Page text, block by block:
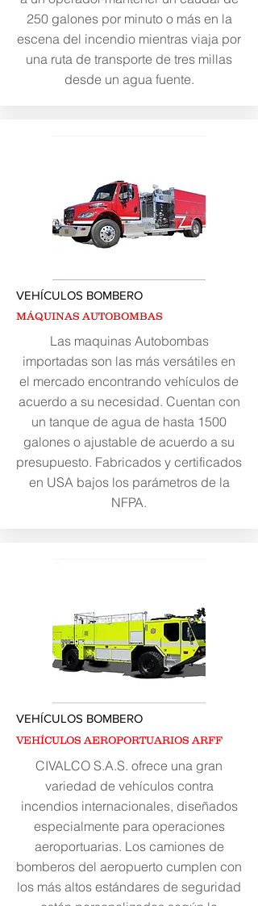
250 galones por minuto o más en la
escena del incendio mientras viaja por
una ruta de transporte de tres millas
desde un agua fuente.
VEHÍCULOS BOMBERO
MÁQUINAS AUTOBOMBAS
Las maquinas Autobombas
importadas son las más versátiles en
el mercado encontrando vehículos de
acuerdo a su necesidad. Cuentan con
un tanque de agua de hasta 1500
galones o ajustable de acuerdo a su
presupuesto. Fabricados y certificados
en USA bajos los parámetros de la
NFPA.
VEHÍCULOS BOMBERO
VEHÍCULOS AEROPORTUARIOS ARFF
CIVALCO S.A.S. ofrece una gran
variedad de vehículos contra
incendios internacionales, diseñados
especialmente para operaciones
aeroportuarias. Los camiones de
bomberos del aeropuerto cumplen con
los más altos estándares de seguridad